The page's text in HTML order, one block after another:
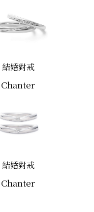
結婚對戒
Chanter
結婚對戒
Chanter